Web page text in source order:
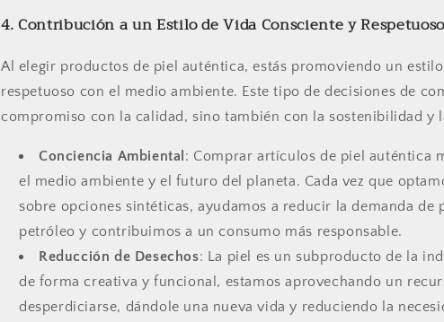
4. Contribución a un Estilo de Vida Consciente y Respetuoso
Al elegir productos de piel auténtica, estás promoviendo un
respetuoso con el medio ambiente. Este tipo de decisiones de
compromiso con la calidad, sino también con la sostenibilidad y
Conciencia Ambiental : Comprar artículos de piel auténtica
el medio ambiente y el futuro del planeta. Cada vez que
sobre opciones sintéticas, ayudamos a reducir la demanda de
petróleo y contribuimos a un consumo más responsable.
Reducción de Desechos: La piel es un subproducto de la
de forma creativa y funcional, estamos aprovechando un
desperdiciarse, dándole una nueva vida y reduciendo la